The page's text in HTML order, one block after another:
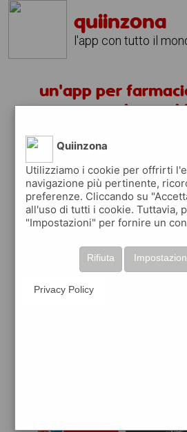
quiinzona
l'app con tutto il
un'app per
giovanni
scarica gratis
quiinzona è
gratuita
che ti aiuta se
volta che la usi
raccogli punti da
Quiinzona
Utilizziamo i cookie per offrirti
navigazione più pertinente,
preferenze. Cliccando su
all'uso di tutti i cookie. Tuttavia,
"Impostazioni" per fornire un
Rifiuta
Privacy Policy